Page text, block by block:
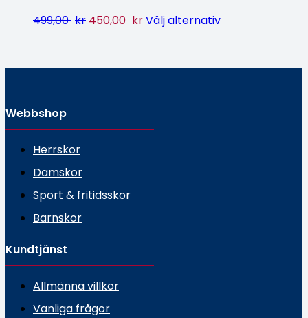
499,00 kr 450,00 krVälj alternativ
Webbshop
Herrskor
Damskor
Sport & fritidsskor
Barnskor
Kundtjänst
Allmänna villkor
Vanliga frågor